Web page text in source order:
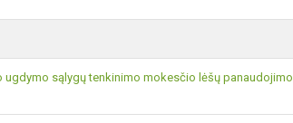
ugdymo sąlygų tenkinimo mokesčio lėšų panaudojimo